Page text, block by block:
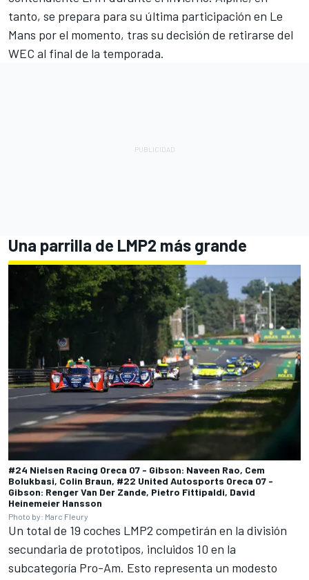
tanto, se prepara para su última participación en Le
Mans por el momento, tras su decisión de retirarse del
WEC al final de la temporada.
Una parrilla de LMP2 más grande
#24 Nielsen Racing Oreca 07 - Gibson: Naveen Rao, Cem
Bolukbasi, Colin Braun, #22 United Autosports Oreca 07 -
Gibson: Renger Van Der Zande, Pietro Fittipaldi, David
Heinemeier Hansson
Photo by: Marc Fleury
Un total de 19 coches LMP2 competirán en la división
secundaria de prototipos, incluidos 10 en la
subcategoría Pro-Am. Esto representa un modesto